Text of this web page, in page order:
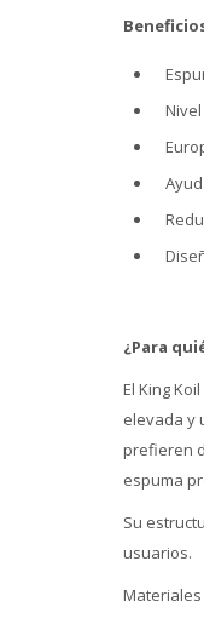
¿Para
El King
elevada y
prefieren
espuma
Su
usuarios.